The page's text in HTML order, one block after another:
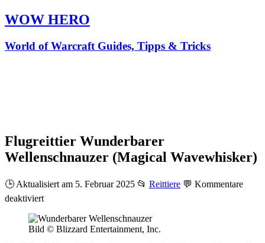
WOW HERO
World of Warcraft Guides, Tipps & Tricks
Flugreittier Wunderbarer
Wellenschnauzer (Magical Wavewhisker)
🕒 Aktualisiert am 5. Februar 2025 📂 Reittiere 💬 Kommentare
deaktiviertfür
Wunderbarer
Wellenschnauzer
Bild © Blizzard Entertainment, Inc.